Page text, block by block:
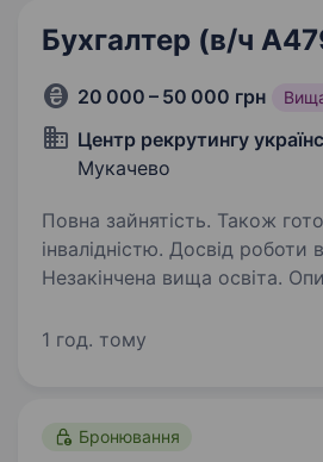
Бухгалтер (в/ч
20 000 – 50 000 грн
Центр рекрутингу
Мукачево
Повна зайнятість. Також
інвалідністю. Досвід роботи
Незакінчена вища освіта. Опис роботодавця:
Командуванню Сил
Закарпатської…
1 год. тому
Бронювання